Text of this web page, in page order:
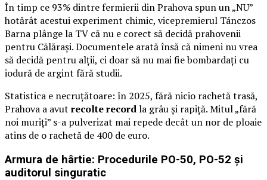
În timp ce 93% dintre fermierii din Prahova spun un „NU”
hotărât acestui experiment chimic, vicepremierul Tánczos
Barna plânge la TV că nu e corect să decidă prahovenii
pentru Călărași. Documentele arată însă că nimeni nu vrea
să decidă pentru alții, ci doar să nu mai fie bombardați cu
iodură de argint fără studii.
Statistica e necruțătoare: în 2025, fără nicio rachetă trasă,
Prahova a avut recolte recordla grâu și rapiță. Mitul „fără
noi muriți” s-a pulverizat mai repede decât un nor de ploaie
atins de o rachetă de 400 de euro.
Armura de hârtie: Procedurile PO-50, PO-52 și
auditorul singuratic